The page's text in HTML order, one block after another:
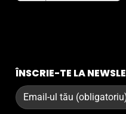
ÎNSCRIE-TE LA